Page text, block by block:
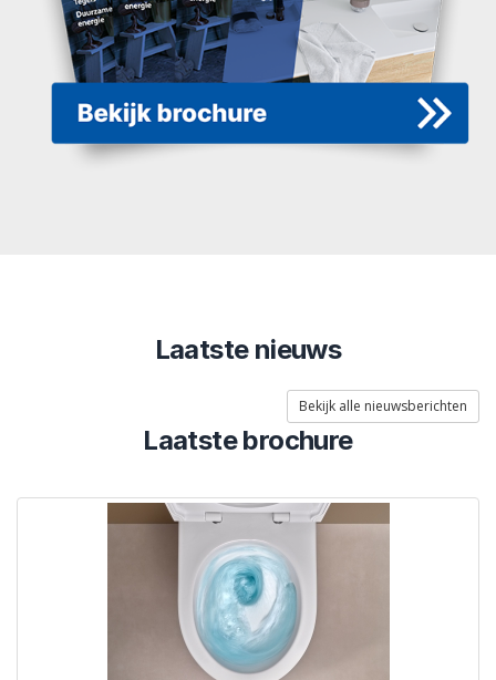
Laatste nieuws
Bekijk alle nieuwsberichten
Laatste brochure